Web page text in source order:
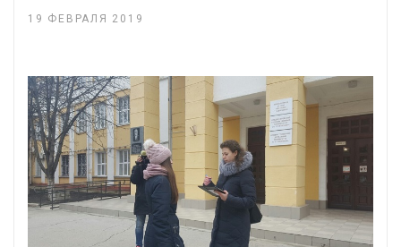
19 ФЕВРАЛЯ 2019